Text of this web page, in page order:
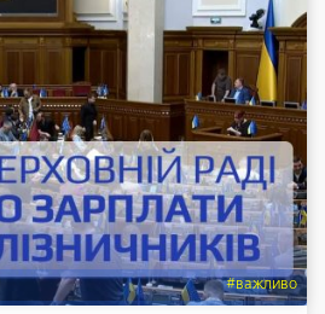
#важливо